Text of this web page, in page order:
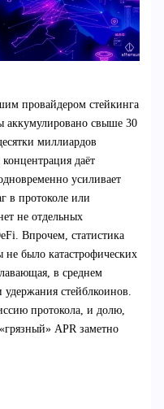
провайдером стейкинга
аккумулировано свыше 30
миллиардов
даёт
усиливает
в протоколе или
не отдельных
Впрочем, статистика
было катастрофических
в среднем
стейблкоинов.
протокола, и долю,
APR заметно